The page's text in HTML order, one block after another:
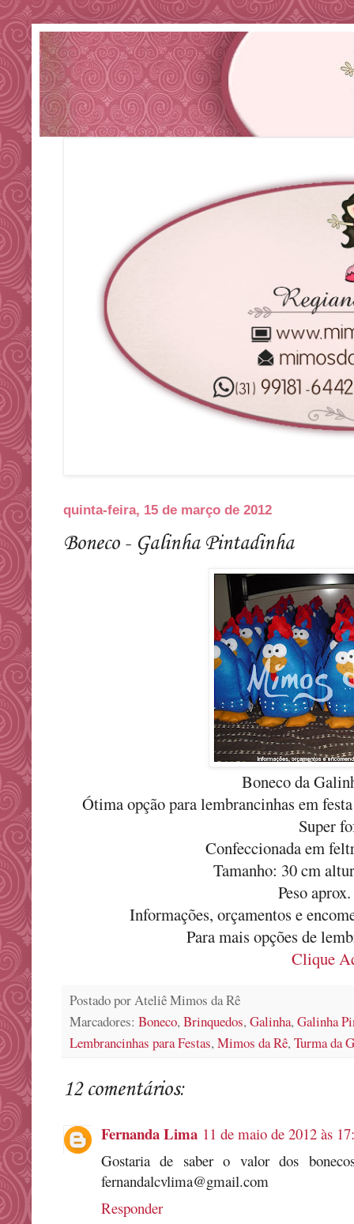
quinta-feira, 15 de março de 2012
Boneco - Galinha Pintadinha
Boneco da
Ótima opção para lembrancinhas em
Super
Confeccionada em
Tamanho: 30 cm
Peso
Informações, orçamentos e
Para mais opções de
Clique
Postado porAteliê Mimos da Rê
Marcadores: Boneco,Brinquedos,Galinha,Galinha
Lembrancinhas para Festas,Mimos da Rê,Turma da
12 comentários:
Fernanda Lima 11 de maio de 2012 às
Gostaria de saber o valor dos
fernandalcvlima@gmail.com
Responder